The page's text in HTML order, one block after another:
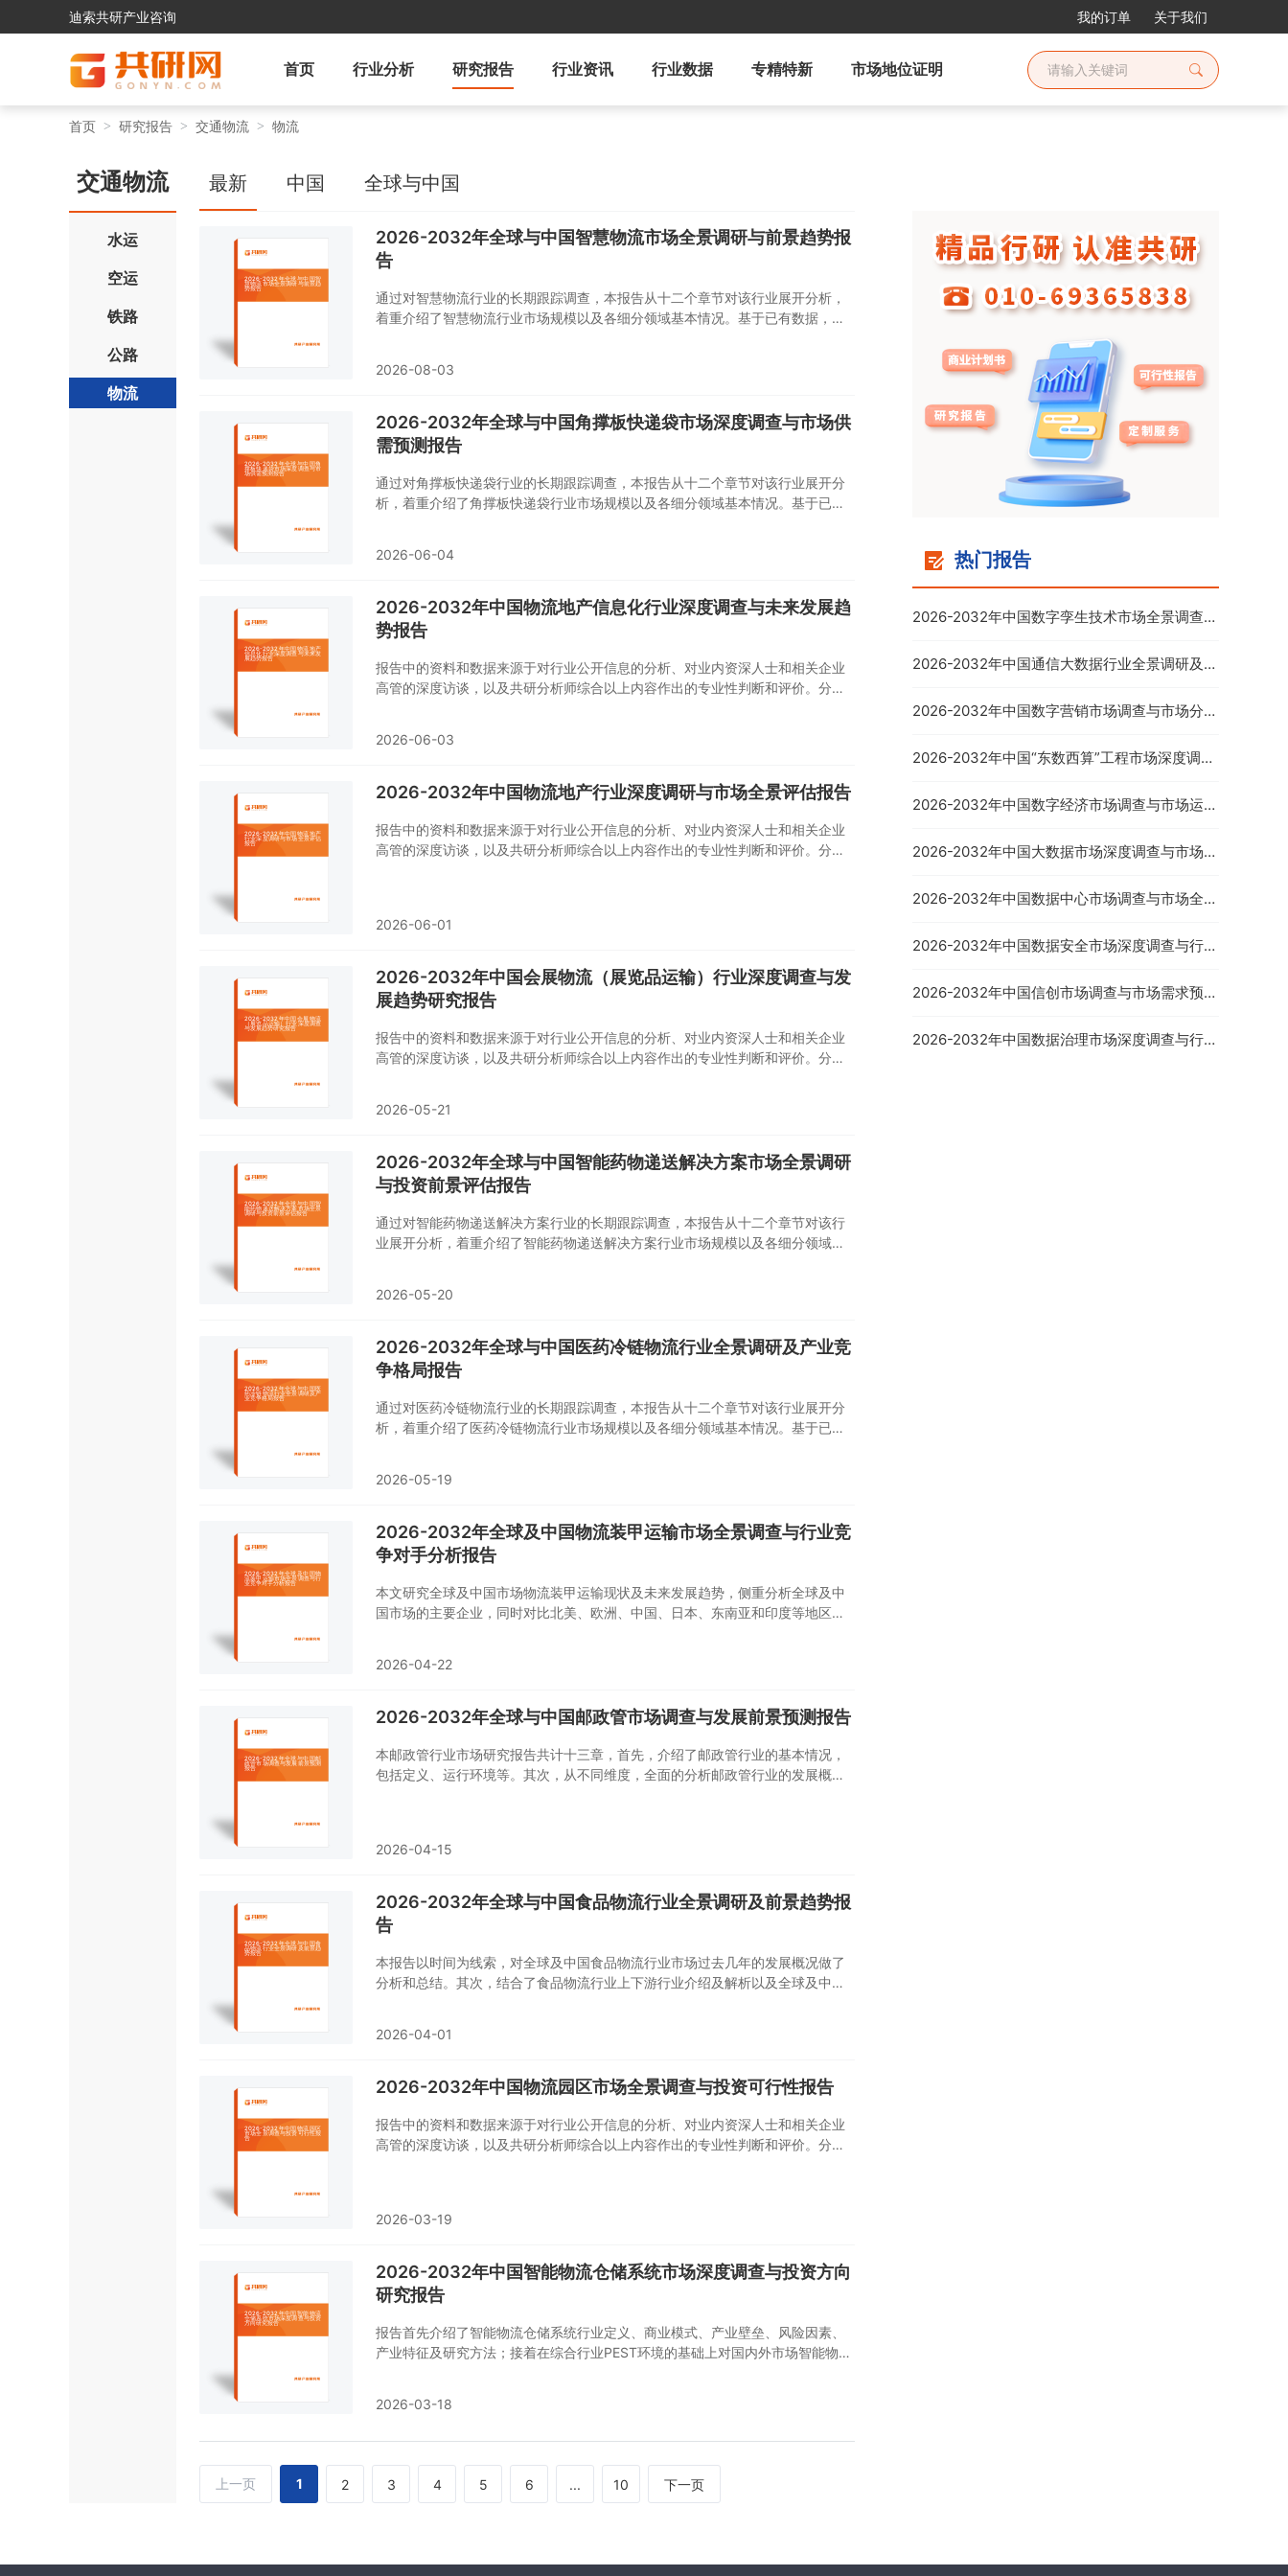
迪索共研产业咨询 我的订单 关于我们
首页 行业分析 研究报告 行业资讯 行业数据 专精特新 市场地位证明
首页 研究报告 交通物流 物流
交通物流
水运
空运
铁路
公路
物流
最新 中国 全球与中国
2026-2032年全球与中国智
慧物流市场全景调研与前景趋
2026-2032年全球与中国智慧物流市场全景调研与前景趋势报
告
通过对智慧物流行业的长期跟踪调查，本报告从十二个章节对该行业展开分析，
着重介绍了智慧物流行业市场规模以及各细分领域基本情况。基于已有数据，报
2026-08-03
2026-2032年全球与中国角
2026-2032年全球与中国角撑板快递袋市场深度调查与市场供
需预测报告
通过对角撑板快递袋行业的长期跟踪调查，本报告从十二个章节对该行业展开分
析，着重介绍了角撑板快递袋行业市场规模以及各细分领域基本情况。基于已有
2026-06-04
展趋势报告
2026-2032年中国物流地产信息化行业深度调查与未来发展趋
势报告
报告中的资料和数据来源于对行业公开信息的分析、对业内资深人士和相关企业
高管的深度访谈，以及共研分析师综合以上内容作出的专业性判断和评价。分析
参考依据。
2026-06-03
2026-2032年中国物流地产行业深度调研与市场全景评估报告
报告中的资料和数据来源于对行业公开信息的分析、对业内资深人士和相关企业
高管的深度访谈，以及共研分析师综合以上内容作出的专业性判断和评价。分析
2026-06-01
2026-2032年中国会展物流（展览品运输）行业深度调查与发
展趋势研究报告
报告中的资料和数据来源于对行业公开信息的分析、对业内资深人士和相关企业
高管的深度访谈，以及共研分析师综合以上内容作出的专业性判断和评价。分析
参考依据。
2026-05-21
2026-2032年全球与中国智能药物递送解决方案市场全景调研
与投资前景评估报告
通过对智能药物递送解决方案行业的长期跟踪调查，本报告从十二个章节对该行
业展开分析，着重介绍了智能药物递送解决方案行业市场规模以及各细分领域基
2026-05-20
2026-2032年全球与中国医药冷链物流行业全景调研及产业竞
争格局报告
通过对医药冷链物流行业的长期跟踪调查，本报告从十二个章节对该行业展开分
析，着重介绍了医药冷链物流行业市场规模以及各细分领域基本情况。基于已有
2026-05-19
2026-2032年全球及中国物流装甲运输市场全景调查与行业竞
争对手分析报告
本文研究全球及中国市场物流装甲运输现状及未来发展趋势，侧重分析全球及中
国市场的主要企业，同时对比北美、欧洲、中国、日本、东南亚和印度等地区的
2026-04-22
2026-2032年全球与中国邮政管市场调查与发展前景预测报告
本邮政管行业市场研究报告共计十三章，首先，介绍了邮政管行业的基本情况，
包括定义、运行环境等。其次，从不同维度，全面的分析邮政管行业的发展概
2026-04-15
2026-2032年全球与中国食品物流行业全景调研及前景趋势报
告
本报告以时间为线索，对全球及中国食品物流行业市场过去几年的发展概况做了
分析和总结。其次，结合了食品物流行业上下游行业介绍及解析以及全球及中国
出预测。
2026-04-01
2026-2032年中国物流园区市场全景调查与投资可行性报告
报告中的资料和数据来源于对行业公开信息的分析、对业内资深人士和相关企业
高管的深度访谈，以及共研分析师综合以上内容作出的专业性判断和评价。分析
2026-03-19
2026-2032年中国智能物流仓储系统市场深度调查与投资方向
研究报告
报告首先介绍了智能物流仓储系统行业定义、商业模式、产业壁垒、风险因素、
产业特征及研究方法；接着在综合行业PEST环境的基础上对国内外市场智能物流
统行业产业链运行环境、区域发展态势、行业竞争格局、典型企业运营等几大核
2026-03-18
上一页 1 2 3 4 5 6 ... 10 下一页
热门报告
2026-2032年中国数字孪生技术市场全景调查与
2026-2032年中国通信大数据行业全景调研及投
2026-2032年中国数字营销市场调查与市场分析
2026-2032年中国“东数西算”工程市场深度调查
2026-2032年中国数字经济市场调查与市场运营
2026-2032年中国大数据市场深度调查与市场供
2026-2032年中国数据中心市场调查与市场全景
2026-2032年中国数据安全市场深度调查与行业
2026-2032年中国信创市场调查与市场需求预测
2026-2032年中国数据治理市场深度调查与行业